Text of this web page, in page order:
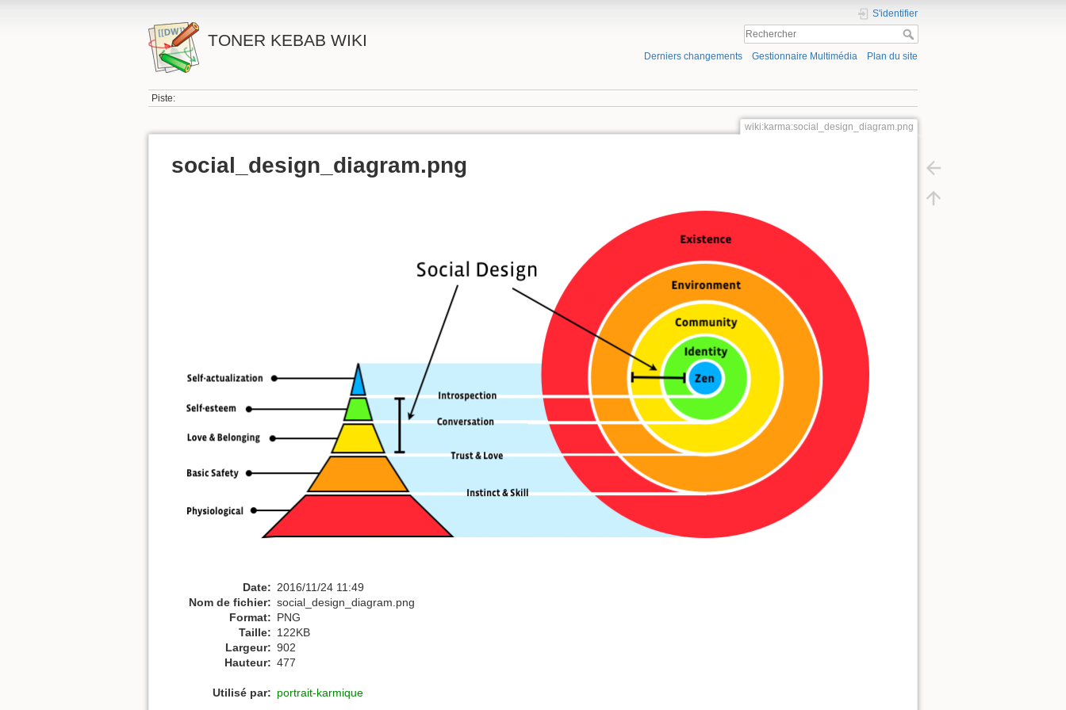
TONER KEBAB WIKI
S'identifier
Derniers changements Gestionnaire Multimédia Plan du site
Piste:
wiki:karma:social_design_diagram.png
social_design_diagram.png
Date: 2016/11/24 11:49
Nom de fichier: social_design_diagram.png
Format: PNG
Taille: 122KB
Largeur: 902
Hauteur: 477
Utilisé par: portrait-karmique